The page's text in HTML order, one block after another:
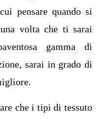
pensare quando si
volta che ti sarai
gamma di
sarai in grado di
che i tipi di tessuto